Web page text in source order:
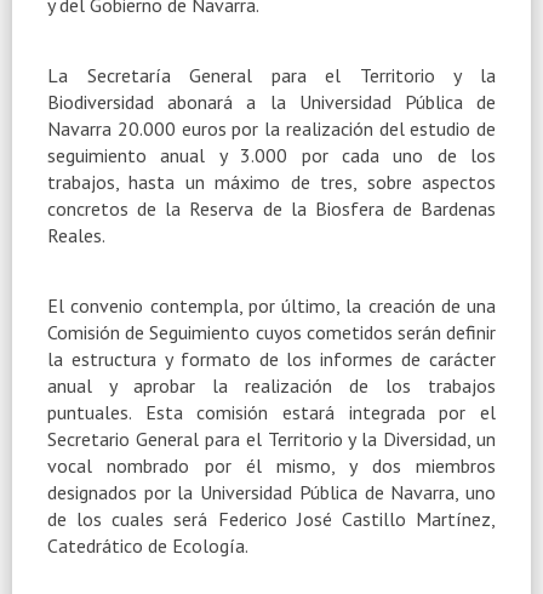
La Secretaría General para el Territorio y la
Biodiversidad abonará a la Universidad Pública de
Navarra 20.000 euros por la realización del estudio de
seguimiento anual y 3.000 por cada uno de los
trabajos, hasta un máximo de tres, sobre aspectos
concretos de la Reserva de la Biosfera de Bardenas
Reales.
El convenio contempla, por último, la creación de una
Comisión de Seguimiento cuyos cometidos serán definir
la estructura y formato de los informes de carácter
anual y aprobar la realización de los trabajos
puntuales. Esta comisión estará integrada por el
Secretario General para el Territorio y la Diversidad , un
vocal nombrado por él mismo, y dos miembros
designados por la Universidad Pública de Navarra, uno
de los cuales será Federico José Castillo Martínez,
Catedrático de Ecología.